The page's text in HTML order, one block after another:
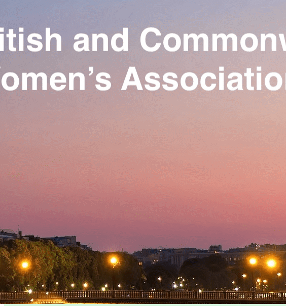
Exporter uniquement les colonnes affichées
Ajoutez un logo, un bouton, des réseaux sociaux